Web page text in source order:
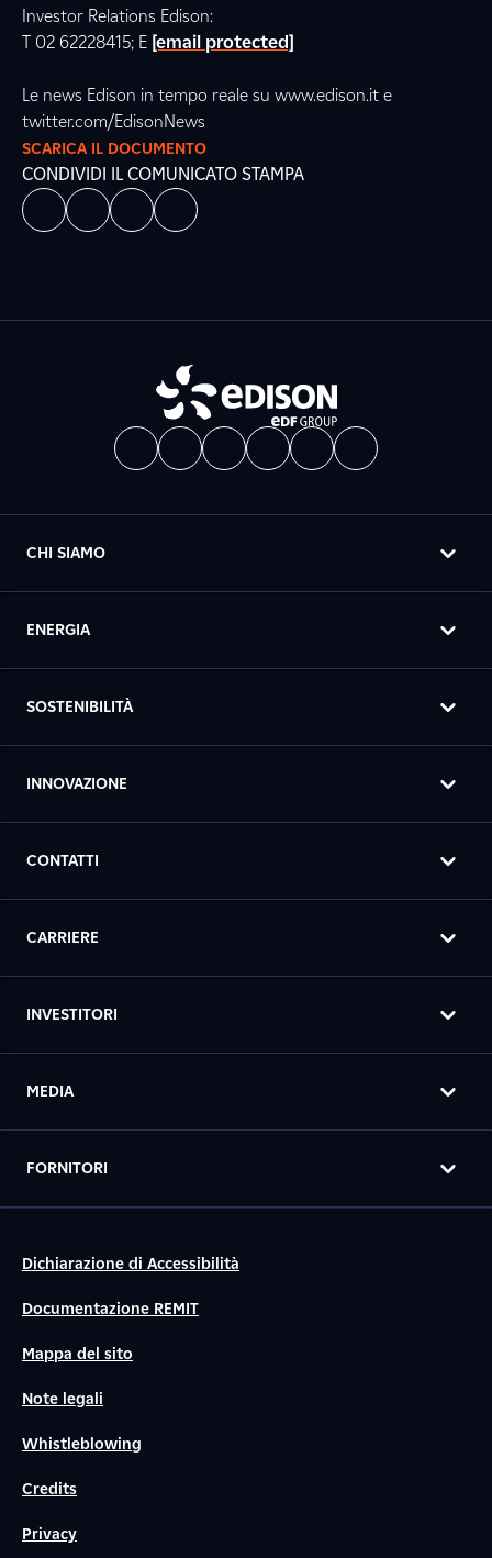
Investor Relations Edison:
T 02 62228415; E [email protected]
Le news Edison in tempo reale su www.edison.it e
twitter.com/EdisonNews
SCARICA IL DOCUMENTO
CONDIVIDI IL COMUNICATO STAMPA
CHI SIAMO
ENERGIA
SOSTENIBILITÀ
INNOVAZIONE
CONTATTI
CARRIERE
INVESTITORI
MEDIA
FORNITORI
Dichiarazione di Accessibilità
Documentazione REMIT
Mappa del sito
Note legali
Whistleblowing
Credits
Privacy